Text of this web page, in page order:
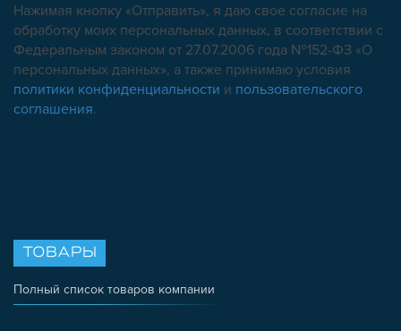
Нажимая кнопку «Отправить», я даю свое согласие на
обработку моих персональных данных, в соответствии с
Федеральным законом от 27.07.2006 года №152-ФЗ «О
персональных данных», а также принимаю условия
политики конфиденциальности и пользовательского
соглашения.
ТОВАРЫ
Полный список товаров компании